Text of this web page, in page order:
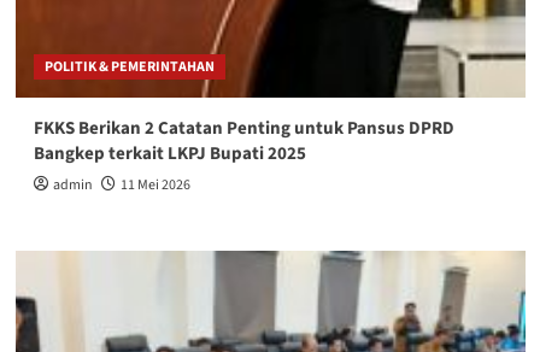
POLITIK & PEMERINTAHAN
FKKS Berikan 2 Catatan Penting untuk Pansus DPRD
Bangkep terkait LKPJ Bupati 2025
admin 11 Mei 2026